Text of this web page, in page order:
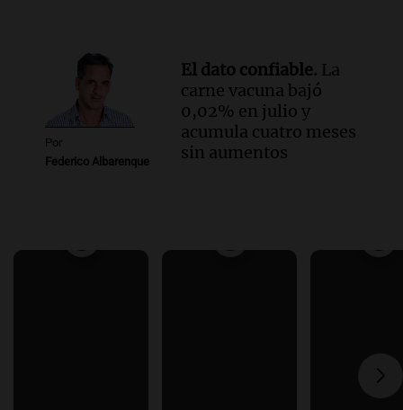
Por
Federico Albarenque
El dato confiable. La
carne vacuna bajó
0,02% en julio y
acumula cuatro meses
sin aumentos